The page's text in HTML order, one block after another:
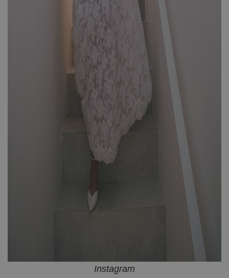
Instagram